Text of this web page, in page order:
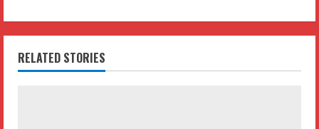
n
u
RELATED STORIES